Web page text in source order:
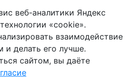
веб-аналитики Яндекс
«cookie».
взаимодействие
и делать его лучше.
сайтом, вы даёте